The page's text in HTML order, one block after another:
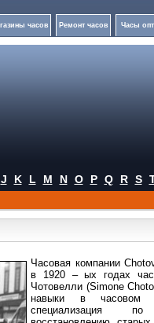
часов Ремонт часов Часы
J K L M N O P Q R S
Часовая компании
в 1920 – ых годах
Чотовелли (Simone
навыки в
специализация